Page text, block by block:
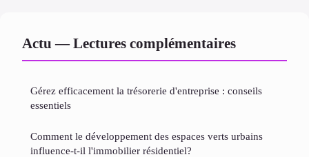
Actu — Lectures complémentaires
Gérez efficacement la trésorerie d'entreprise : conseils
essentiels
Comment le développement des espaces verts urbains
influence-t-il l'immobilier résidentiel?